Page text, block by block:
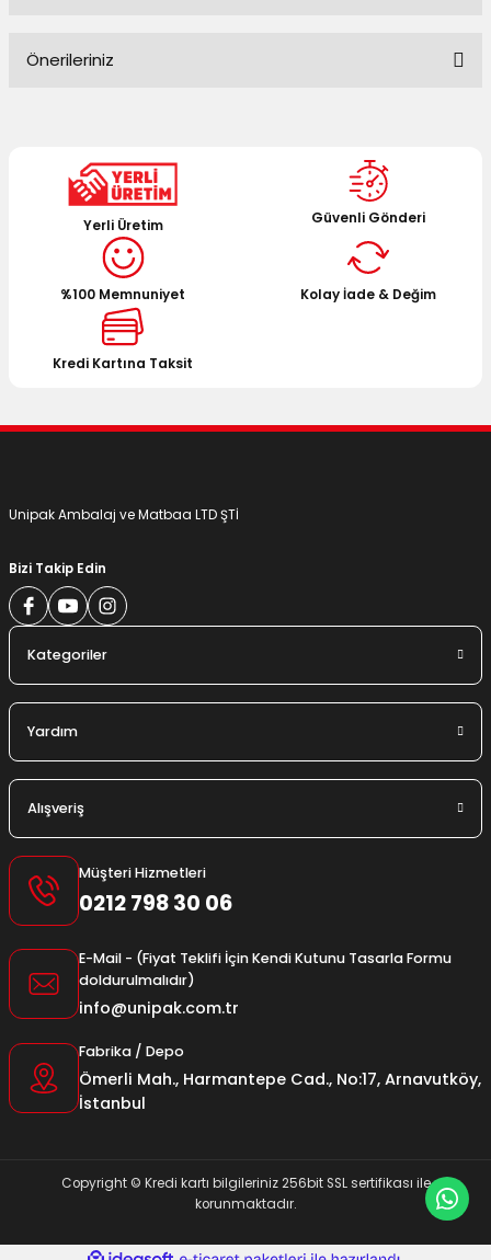
Önerileriniz
kullanarak tarafımıza iletebilirsiniz.
Görüş ve önerileriniz için teşekkür ederiz.
Ürün resmi kalitesiz, bozuk veya görüntülenemiyor.
Ürün açıklamasında eksik bilgiler bulunuyor.
Ürün bilgilerinde hatalar bulunuyor.
Ürün fiyatı diğer sitelerden daha pahalı.
Bu ürüne benzer farklı alternatifler olmalı.
Yerli Üretim Güvenli Gönderi
%100 Memnuniyet Kolay İade & Değim
Kredi Kartına Taksit
Unipak Ambalaj ve Matbaa LTD ŞTİ
Bizi Takip Edin
Kategoriler
Yardım
Alışveriş
Müşteri Hizmetleri
0212 798 30 06
E-Mail - (Fiyat Teklifi İçin Kendi Kutunu Tasarla Formu
doldurulmalıdır)
info@unipak.com.tr
Fabrika / Depo
Ömerli Mah., Harmantepe Cad., No:17, Arnavutköy,
İstanbul
Copyright © Kredi kartı bilgileriniz 256bit SSL sertifikası ile
korunmaktadır.